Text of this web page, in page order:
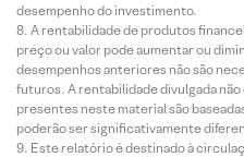
desempenho do investimento.
A rentabilidade de produtos
preço ou valor pode aumentar ou
desempenhos anteriores não são
futuros. A rentabilidade divulgada
presentes neste material são
poderão ser significativamente
Este relatório é destinado à